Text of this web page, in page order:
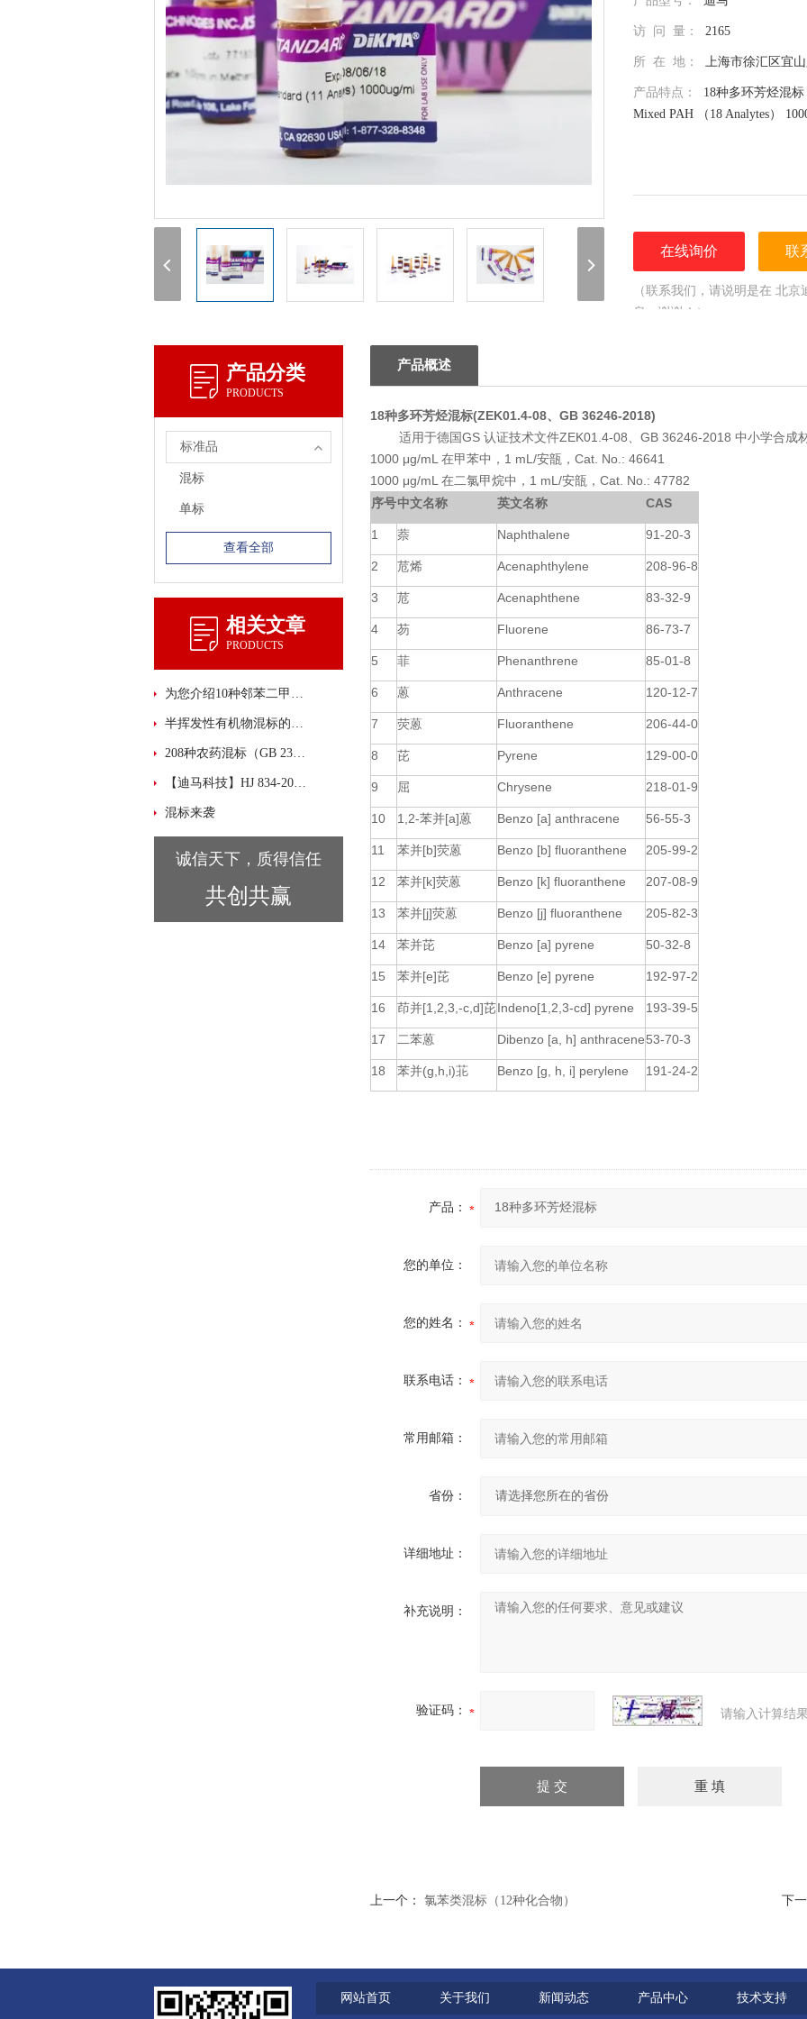
访 问 量： 2165
所 在 地： 上海市徐汇区宜
产品特点： 18种多环芳烃混标
Mixed PAH （18 Analytes）
在线询价 联
（联系我们，请说明是在 北
息，谢谢！）
产品分类
PRODUCTS
标准品
混标
单标
查看全部
相关文章
PRODUCTS
为您介绍10种邻苯二甲酸酯混标
半挥发性有机物混标的主要功能和性能特点概述
208种农药混标（GB 23200.113-2018）现货供应！
【迪马科技】HJ 834-2017中3种SVOCs混标新鲜上市！
混标来袭
诚信天下，质得信任
共创共赢
产品概述
18种多环芳烃混标(ZEK01.4-08、GB 36246-2018)
适用于德国GS 认证技术文件ZEK01.4-08、GB 36246-2018 中小学合成材
1000 μg/mL 在甲苯中，1 mL/安瓿，Cat. No.: 46641
1000 μg/mL 在二氯甲烷中，1 mL/安瓿，Cat. No.: 47782
序号中文名称 英文名称 CAS
1 萘 Naphthalene 91-20-3
2 苊烯 Acenaphthylene 208-96-8
3 苊 Acenaphthene 83-32-9
4 芴 Fluorene 86-73-7
5 菲 Phenanthrene 85-01-8
6 蒽 Anthracene 120-12-7
7 荧蒽 Fluoranthene 206-44-0
8 芘 Pyrene 129-00-0
9 屈 Chrysene 218-01-9
10 1,2-苯并[a]蒽 Benzo [a] anthracene 56-55-3
11 苯并[b]荧蒽 Benzo [b] fluoranthene 205-99-2
12 苯并[k]荧蒽 Benzo [k] fluoranthene 207-08-9
13 苯并[j]荧蒽 Benzo [j] fluoranthene 205-82-3
14 苯并芘 Benzo [a] pyrene 50-32-8
15 苯并[e]芘 Benzo [e] pyrene 192-97-2
16 茚并[1,2,3,-c,d]芘Indeno[1,2,3-cd] pyrene 193-39-5
17 二苯蒽 Dibenzo [a, h] anthracene53-70-3
18 苯并(g,h,i)苝 Benzo [g, h, i] perylene 191-24-2
产品：
您的单位：
您的姓名：
联系电话：
常用邮箱：
省份：
详细地址：
补充说明：
验证码： 请输入计算结
上一个： 氯苯类混标（12种化合物） 下一
网站首页 关于我们 新闻动态 产品中心 技术支持